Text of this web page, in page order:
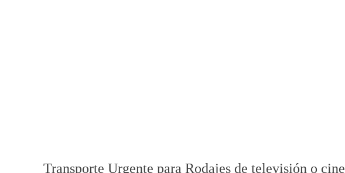
Transporte Urgente para Rodajes de televisión o cine